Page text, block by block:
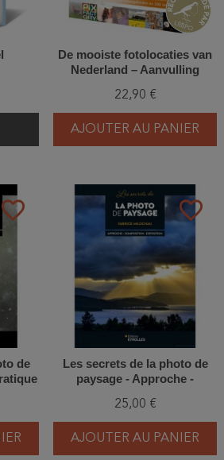
De mooiste fotolocaties van
Nederland – Aanvulling
22,90 €
AJOUTER AU PANIER
favorite_border
de
favorite_border
Les secrets de la photo de
paysage - Approche -
25,00 €
AJOUTER AU PANIER